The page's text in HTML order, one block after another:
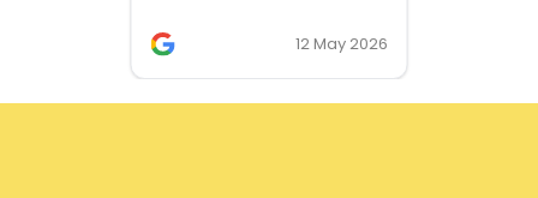
two occasions, and it was
provided quickly and
professionally. We do
12 May 2026